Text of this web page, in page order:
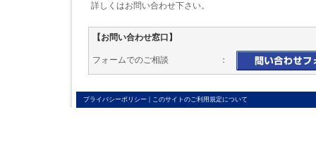
詳しくはお問い合わせ下さい。
【お問い合わせ窓口】
フォームでのご相談 ：
プライバシーポリシー | このサイトのご利用規定について